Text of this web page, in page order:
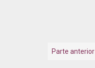
Parte anterior